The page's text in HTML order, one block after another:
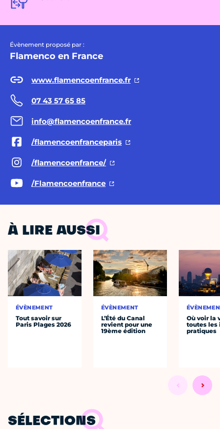
Évènement proposé par :
Flamenco en France
www.flamencoenfrance.fr
07 43 57 65 85
info@flamencoenfrance.fr
/flamencoenfranceparis
/flamencoenfrance/
/Flamencoenfrance
À LIRE AUSSI
ÉVÈNEMENT
Tout savoir sur
Paris Plages 2026
ÉVÈNEMENT
L’Été du Canal
revient pour une
19ème édition
Où voir la
toutes les
pratiques
SÉLECTIONS